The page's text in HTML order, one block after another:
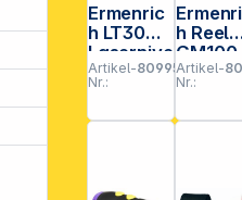
Ermenric
h LT30
Lasernive
au
Artikel-
Nr.:
809951
h Reel
GM100
Laser-
Messger
Artikel-
Nr.: